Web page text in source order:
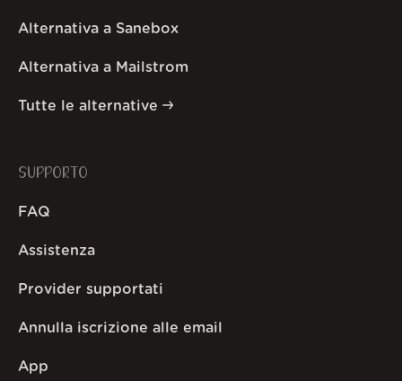
Alternativa a Sanebox
Alternativa a Mailstrom
Tutte le alternative
SUPPORTO
FAQ
Assistenza
Provider supportati
Annulla iscrizione alle email
App